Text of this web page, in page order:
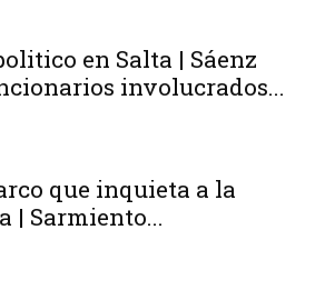
en Salta | Sáenz
involucrados...
que inquieta a la
| Sarmiento...